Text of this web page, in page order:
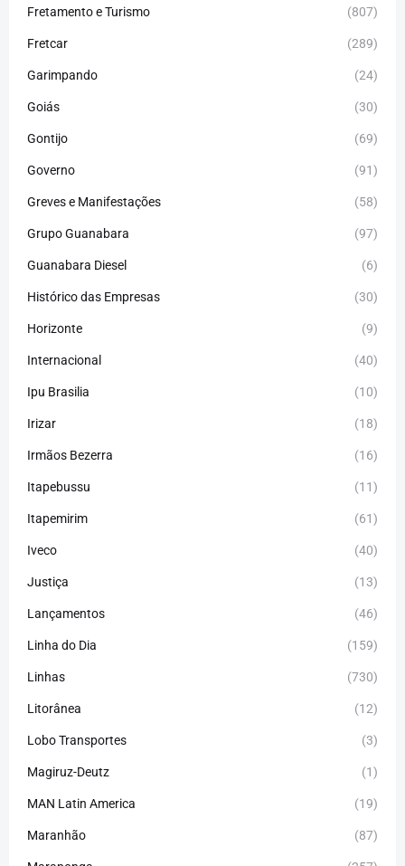
Fretamento e Turismo (807)
Fretcar (289)
Garimpando (24)
Goiás (30)
Gontijo (69)
Governo (91)
Greves e Manifestações (58)
Grupo Guanabara (97)
Guanabara Diesel (6)
Histórico das Empresas (30)
Horizonte (9)
Internacional (40)
Ipu Brasilia (10)
Irizar (18)
Irmãos Bezerra (16)
Itapebussu (11)
Itapemirim (61)
Iveco (40)
Justiça (13)
Lançamentos (46)
Linha do Dia (159)
Linhas (730)
Litorânea (12)
Lobo Transportes (3)
Magiruz-Deutz (1)
MAN Latin America (19)
Maranhão (87)